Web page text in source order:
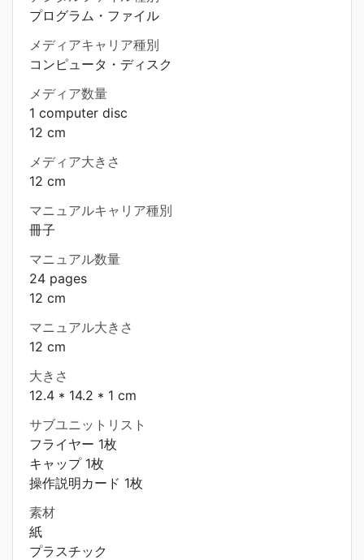
プログラム・ファイル
メディアキャリア種別
コンピュータ・ディスク
メディア数量
1 computer disc
12 cm
メディア大きさ
12 cm
マニュアルキャリア種別
冊子
マニュアル数量
24 pages
12 cm
マニュアル大きさ
12 cm
大きさ
12.4 * 14.2 * 1 cm
サブユニットリスト
フライヤー 1枚
キャップ 1枚
操作説明カード 1枚
素材
紙
プラスチック